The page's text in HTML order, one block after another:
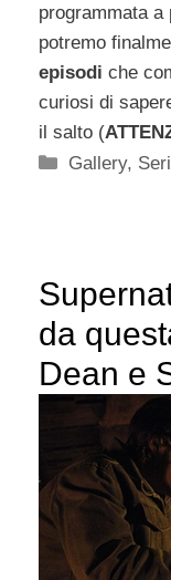
programmata a
potremo
episodi che
curiosi di
il salto (
Categorie
Gallery,
da
Dean e